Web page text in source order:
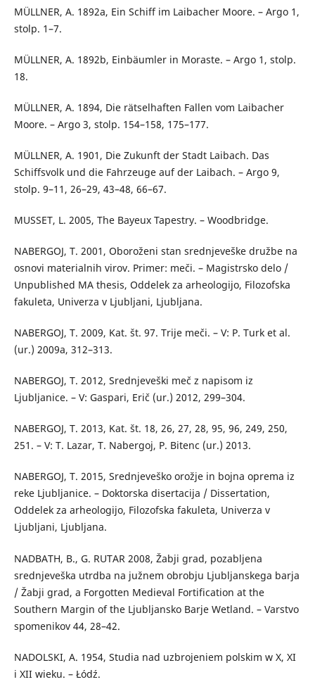
MÜLLNER, A. 1892a, Ein Schiff im Laibacher Moore. – Argo 1,
stolp. 1–7.
MÜLLNER, A. 1892b, Einbäumler in Moraste. – Argo 1, stolp.
18.
MÜLLNER, A. 1894, Die rätselhaften Fallen vom Laibacher
Moore. – Argo 3, stolp. 154–158, 175–177.
MÜLLNER, A. 1901, Die Zukunft der Stadt Laibach. Das
Schiffsvolk und die Fahrzeuge auf der Laibach. – Argo 9,
stolp. 9–11, 26–29, 43–48, 66–67.
MUSSET, L. 2005, The Bayeux Tapestry. – Woodbridge.
NABERGOJ, T. 2001, Oboroženi stan srednjeveške družbe na
osnovi materialnih virov. Primer: meči. – Magistrsko delo /
Unpublished MA thesis, Oddelek za arheologijo, Filozofska
fakuleta, Univerza v Ljubljani, Ljubljana.
NABERGOJ, T. 2009, Kat. št. 97. Trije meči. – V: P. Turk et al.
(ur.) 2009a, 312–313.
NABERGOJ, T. 2012, Srednjeveški meč z napisom iz
Ljubljanice. – V: Gaspari, Erič (ur.) 2012, 299–304.
NABERGOJ, T. 2013, Kat. št. 18, 26, 27, 28, 95, 96, 249, 250,
251. – V: T. Lazar, T. Nabergoj, P. Bitenc (ur.) 2013.
NABERGOJ, T. 2015, Srednjeveško orožje in bojna oprema iz
reke Ljubljanice. – Doktorska disertacija / Dissertation,
Oddelek za arheologijo, Filozofska fakuleta, Univerza v
Ljubljani, Ljubljana.
NADBATH, B., G. RUTAR 2008, Žabji grad, pozabljena
srednjeveška utrdba na južnem obrobju Ljubljanskega barja
/ Žabji grad, a Forgotten Medieval Fortification at the
Southern Margin of the Ljubljansko Barje Wetland. – Varstvo
spomenikov 44, 28–42.
NADOLSKI, A. 1954, Studia nad uzbrojeniem polskim w X, XI
i XII wieku. – Łódź.